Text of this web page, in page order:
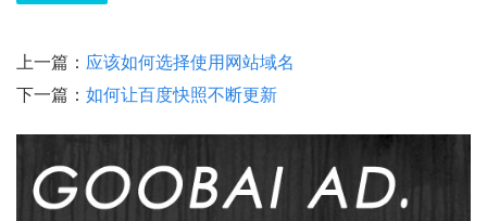
上一篇： 应该如何选择使用网站域名
下一篇： 如何让百度快照不断更新